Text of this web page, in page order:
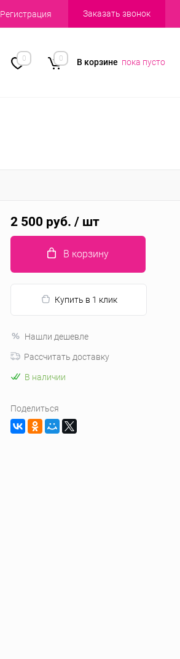
Регистрация Заказать звонок
0 0 В корзине пока пусто
2 500 руб. / шт
В корзину
Купить в 1 клик
Нашли дешевле
Рассчитать доставку
В наличии
Поделиться